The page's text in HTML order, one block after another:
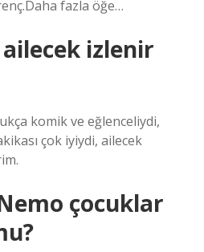
fazla öğe…
izlenir
komik ve eğlenceliydi,
çok iyiydi, ailecek
çocuklar